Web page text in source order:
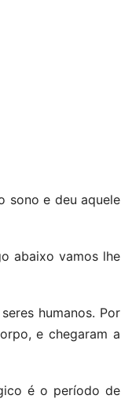
sono e deu aquele
abaixo vamos lhe
humanos. Por
e chegaram a
é o período de